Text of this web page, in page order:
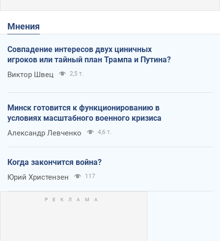
Мнения
Совпадение интересов двух циничных
игроков или тайный план Трампа и Путина?
Виктор Швец 2,5 т.
Минск готовится к функционированию в
условиях масштабного военного кризиса
Александр Левченко 4,6 т.
Когда закончится война?
Юрий Христензен 117